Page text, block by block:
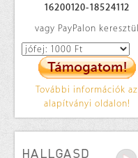
16200120-18524112
vagy PayPalon keresztül
További információk az
alapítványi oldalon!